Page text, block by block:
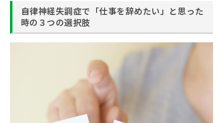
自律神経失調症で「仕事を辞めたい」と思った
時の３つの選択肢